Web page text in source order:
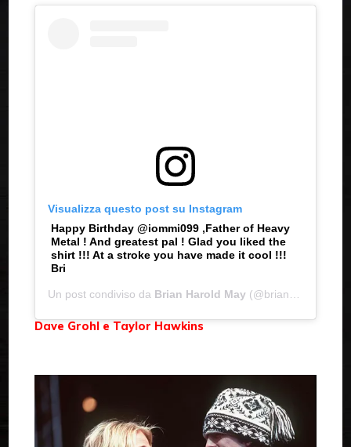
Visualizza questo post su Instagram
Happy Birthday @iommi099 ,Father of Heavy
Metal ! And greatest pal ! Glad you liked the
shirt !!! At a stroke you have made it cool !!!
Bri
Un post condiviso da Brian Harold May(@brianmayforreal) in data:
Dave Grohl e Taylor Hawkins